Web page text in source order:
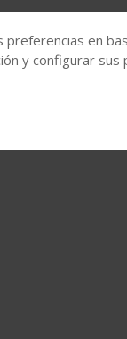
en
y configurar sus